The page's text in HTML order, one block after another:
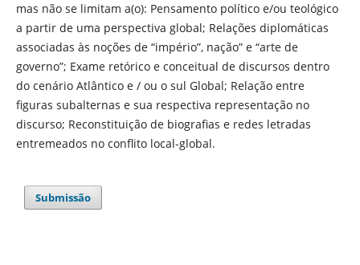
mas não se limitam a(o): Pensamento político e/ou teológico
a partir de uma perspectiva global; Relações diplomáticas
associadas às noções de “império”, nação” e “arte de
governo”; Exame retórico e conceitual de discursos dentro
do cenário Atlântico e / ou o sul Global; Relação entre
figuras subalternas e sua respectiva representação no
discurso; Reconstituição de biografias e redes letradas
entremeados no conflito local-global.
Submissão